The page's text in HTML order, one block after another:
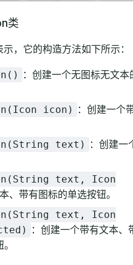
类
，它的构造方法如下所示：
：创建一个无图标无文本
icon)
：创建一个
text)
：创建一
text, Icon
、带有图标的单选按钮。
text, Icon
：创建一个带有文本、